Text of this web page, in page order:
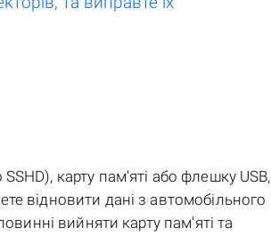
карту пам'яті або флешку USB,
відновити дані з автомобільного
вийняти карту пам'яті та